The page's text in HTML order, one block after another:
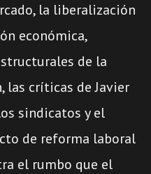
la liberalización
económica,
de la
las críticas de Javier
sindicatos y el
de reforma laboral
el rumbo que el